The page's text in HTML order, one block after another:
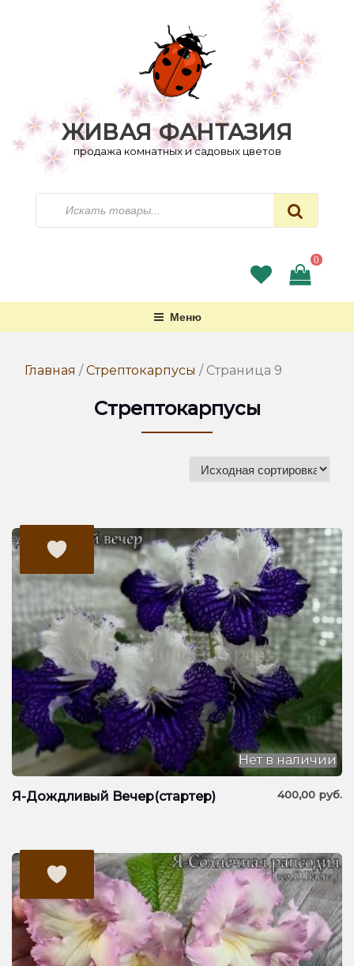
ЖИВАЯ ФАНТАЗИЯ
продажа комнатных и садовых цветов
0
Меню
Главная / Стрептокарпусы / Страница 9
Стрептокарпусы
Я-Дождливый Bечер(стартер) 400,00 руб.
Нет в наличии